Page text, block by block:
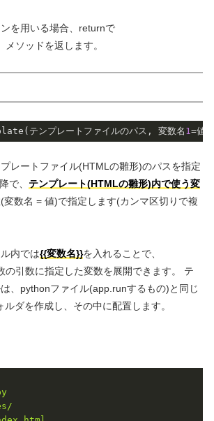
を用いる場合、returnで
メソッドを返します。
テンプレートファイルのパス, 変数名 1 =値
レートファイル(HTMLの雛形)のパスを指定
で、 テンプレート(HTMLの雛形)内で使う変
変数名 = 値)で指定します(カンマ区切りで複
内では{{変数名}}を入れることで、
の引数に指定した変数を展開できます。 テ
、pythonファイル(app.runするもの)と同じ
ダを作成し、その中に配置します。